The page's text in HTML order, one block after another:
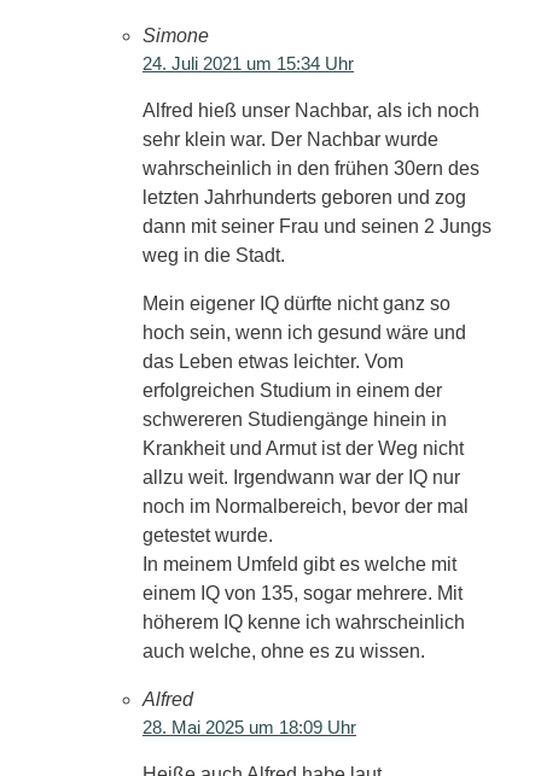
Simone
24. Juli 2021 um 15:34 Uhr
Alfred hieß unser Nachbar, als ich noch
sehr klein war. Der Nachbar wurde
wahrscheinlich in den frühen 30ern des
letzten Jahrhunderts geboren und zog
dann mit seiner Frau und seinen 2 Jungs
weg in die Stadt.
Mein eigener IQ dürfte nicht ganz so
hoch sein, wenn ich gesund wäre und
das Leben etwas leichter. Vom
erfolgreichen Studium in einem der
schwereren Studiengänge hinein in
Krankheit und Armut ist der Weg nicht
allzu weit. Irgendwann war der IQ nur
noch im Normalbereich, bevor der mal
getestet wurde.
In meinem Umfeld gibt es welche mit
einem IQ von 135, sogar mehrere. Mit
höherem IQ kenne ich wahrscheinlich
auch welche, ohne es zu wissen.
Alfred
28. Mai 2025 um 18:09 Uhr